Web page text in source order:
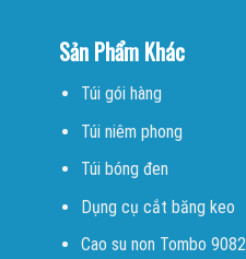
Sản Phẩm Khác
Túi gói hàng
Túi niêm phong
Túi bóng đen
Dụng cụ cắt băng keo
Cao su non Tombo 9082